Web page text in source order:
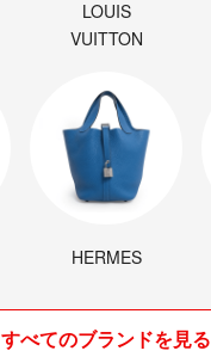
LOUIS
VUITTON
HERMES
すべてのブランドを見る